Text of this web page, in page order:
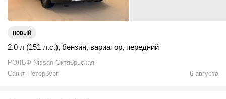
новый
2.0 л (151 л.с.), бензин, вариатор, передний
РОЛЬФ Nissan Октябрьская
Санкт-Петербург
6 августа